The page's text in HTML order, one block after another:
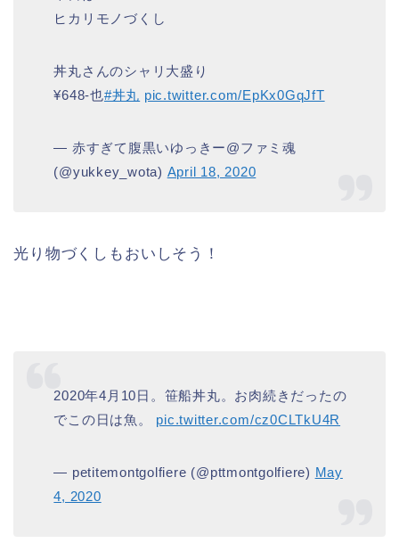
ヒカリモノづくし
丼丸さんのシャリ大盛り
¥648-也#丼丸 pic.twitter.com/EpKx0GqJfT
— 赤すぎて腹黒いゆっきー@ファミ魂
(@yukkey_wota) April 18, 2020
光り物づくしもおいしそう！
2020年4月10日。笹船丼丸。お肉続きだったの
でこの日は魚。 pic.twitter.com/cz0CLTkU4R
— petitemontgolfiere (@pttmontgolfiere) May
4, 2020